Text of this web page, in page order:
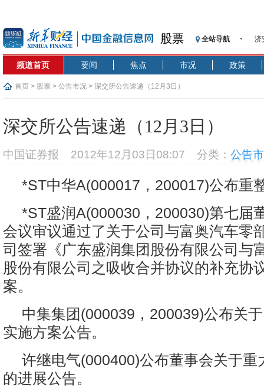
股票 全站导航
济
基
恒
频道首页 要闻 焦点 市况 政策
首页 > 股票 > 公告市况 > 深交所公告速递（12月3日）
深交所公告速递（12月3日）
中国证券报 2012年12月03日08:07 分类： 公告
*ST中华A(000017，200017)公布重
*ST盛润A(000030，200030)第七届
会议审议通过了关于公司与富奥汽车零
司签署《广东盛润集团股份有限公司与
股份有限公司之吸收合并协议的补充协
案。
中集集团(000039，200039)公布关
实施方案公告。
许继电气(000400)公布董事会关于重
的进展公告。